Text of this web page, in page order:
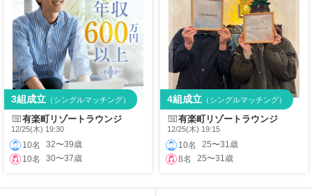
有楽町リゾートラウンジ
12/25(木) 19:30
10名
32〜39歳
10名
30〜37歳
3組成立 （シングルマッチング）
有楽町リゾートラウンジ
12/25(木) 19:15
10名
25〜31歳
8名
25〜31歳
4組成立 （シングルマッチング）